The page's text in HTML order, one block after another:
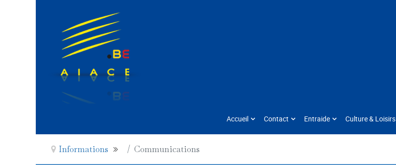
Accueil Contact Entraide Culture & Loisirs
Informations Communications